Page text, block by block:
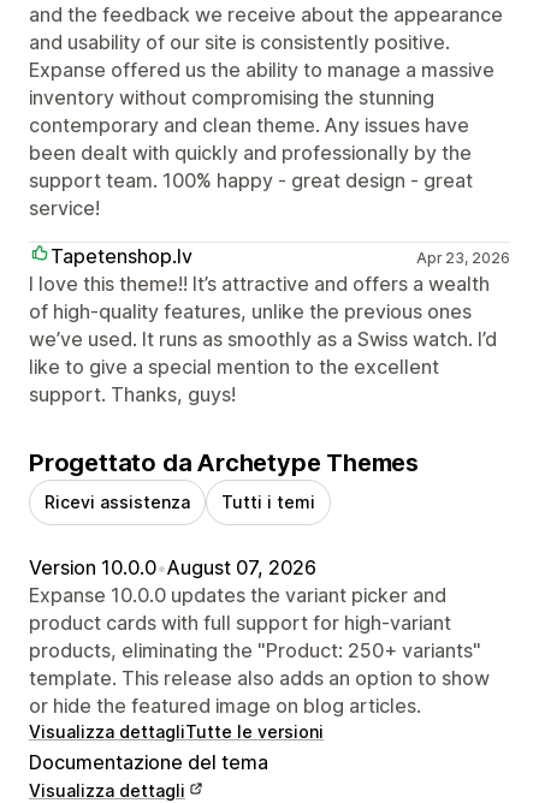
and the feedback we receive about the appearance
and usability of our site is consistently positive.
Expanse offered us the ability to manage a massive
inventory without compromising the stunning
contemporary and clean theme. Any issues have
been dealt with quickly and professionally by the
support team. 100% happy - great design - great
service!
Tapetenshop.lv
Apr 23, 2026
I love this theme!! It’s attractive and offers a wealth
of high-quality features, unlike the previous ones
we’ve used. It runs as smoothly as a Swiss watch. I’d
like to give a special mention to the excellent
support. Thanks, guys!
Progettato da Archetype Themes
Ricevi assistenza Tutti i temi
Version 10.0.0•August 07, 2026
Expanse 10.0.0 updates the variant picker and
product cards with full support for high-variant
products, eliminating the "Product: 250+ variants"
template. This release also adds an option to show
or hide the featured image on blog articles.
Visualizza dettagliTutte le versioni
Documentazione del tema
Visualizza dettagli